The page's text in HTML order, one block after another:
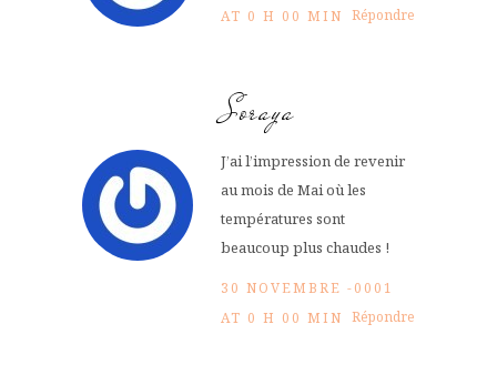
AT 0 H 00 MIN Répondre
Soraya
J’ai l’impression de revenir
au mois de Mai où les
températures sont
beaucoup plus chaudes !
30 NOVEMBRE -0001
AT 0 H 00 MIN Répondre